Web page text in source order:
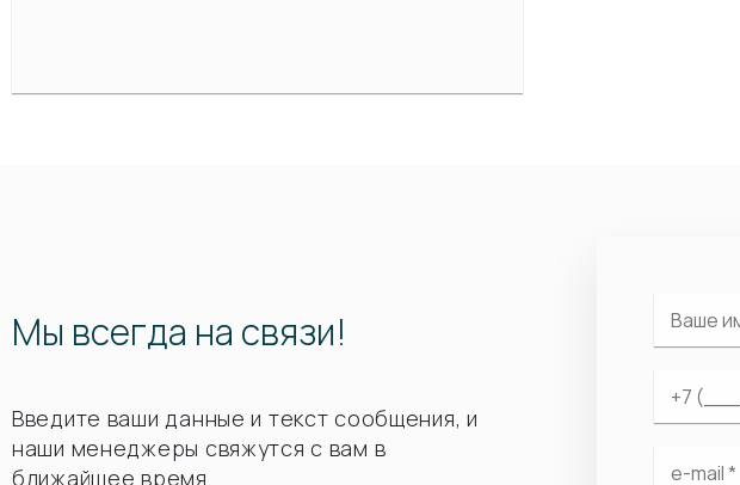
Мы всегда на связи!
Введите ваши данные и текст сообщения, и
наши менеджеры свяжутся с вам в
ближайшее время